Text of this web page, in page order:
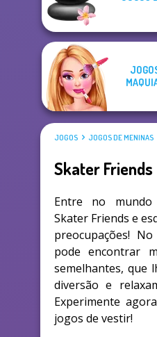
JOGOS JOGOS DE MENINAS
Skater Friends
Entre no mundo
Skater Friends e
preocupações!
pode encontrar
semelhantes, que
diversão e
Experimente
jogos de vestir!